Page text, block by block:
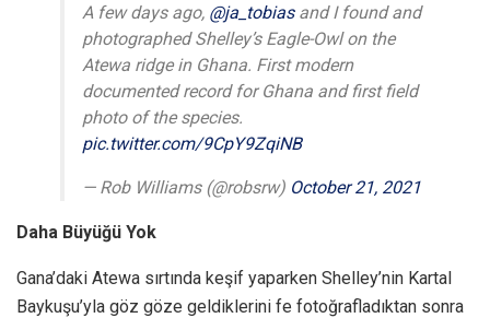
A few days ago, @ja_tobiasand I found and
photographed Shelley’s Eagle-Owl on the
Atewa ridge in Ghana. First modern
documented record for Ghana and first field
photo of the species.
pic.twitter.com/9CpY9ZqiNB
— Rob Williams (@robsrw) October 21, 2021
Daha Büyüğü Yok
Gana’daki Atewa sırtında keşif yaparken Shelley’nin Kartal
Baykuşu’yla göz göze geldiklerini fe fotoğrafladıktan sonra